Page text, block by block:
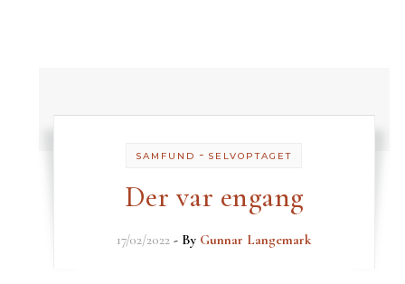
SAMFUND - SELVOPTAGET
Der var engang
17/02/2022 - By Gunnar Langemark